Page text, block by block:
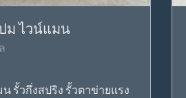
ม ไวน์แมน
รั้วกึ่งสปริง รั้วตาข่ายแรง